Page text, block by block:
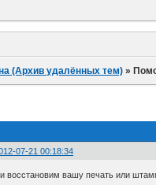
(Архив удалённых тем) »
07-21 00:18:34
восстановим вашу печать или